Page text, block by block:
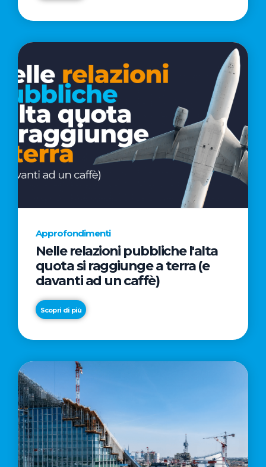
Approfondimenti
Nelle relazioni pubbliche l'alta
quota si raggiunge a terra (e
davanti ad un caffè)
Scopri di più